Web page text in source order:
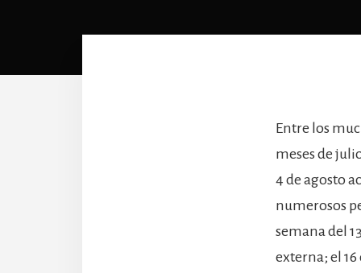
Entre los
meses de
4 de agosto
numerosos
semana del
externa; el